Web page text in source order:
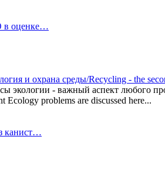
в оценке…
и охрана среды/Recycling - the
- важный аспект любого
problems are discussed here...
канист…